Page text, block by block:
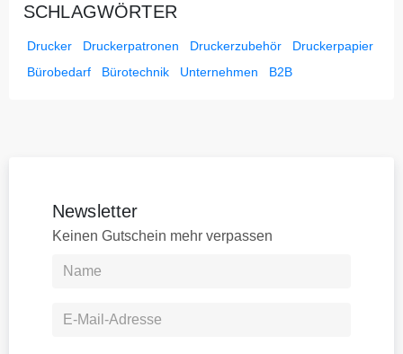
SCHLAGWÖRTER
Drucker Druckerpatronen Druckerzubehör
Druckerpapier
Bürobedarf
Bürotechnik Unternehmen B2B
Newsletter
Keinen Gutschein mehr verpassen